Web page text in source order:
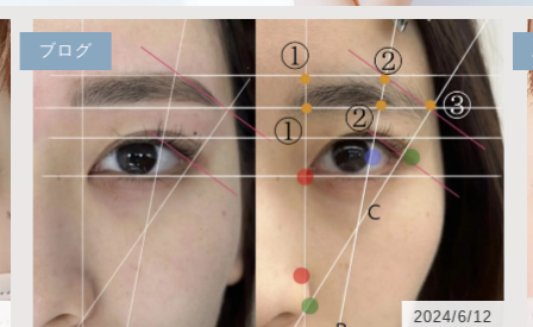
ブログ
2024/6/12